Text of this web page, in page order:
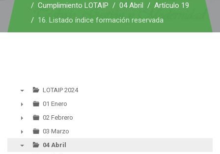
Cumplimiento LOTAIP
04 Abril
Artículo 19
16. Listado índice formación reservada
▼
LOTAIP 2024
►
01 Enero
►
02 Febrero
►
03 Marzo
04 Abril